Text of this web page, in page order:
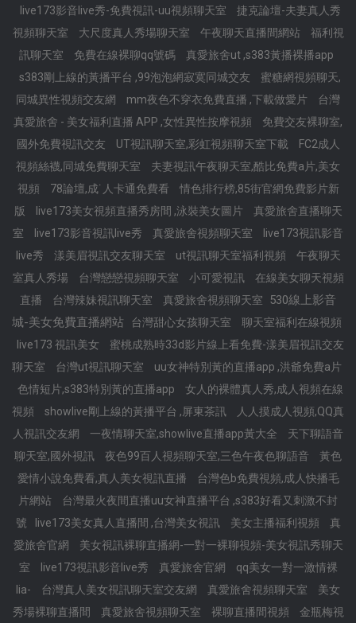
live173影音live秀-免費視訊-uu視頻聊天室
捷克論壇-夫妻真人秀
視頻聊天室
大尺度真人秀場聊天室 午夜聊天直播間網站
福利視
訊聊天室
免費在線裸聊qq號碼
真愛旅舍ut ,s383黃播裸播app
s383剛上線的黃播平台 ,99泡泡網寂寞同城交友
蜜糖網視頻聊天,
同城異性視頻交友網
mm夜色不穿衣免費直播 ,下載做愛片
台灣
真愛旅舍 - 美女福利直播 APP ,女性異性按摩視頻
免費交友裸聊室,
國外免費視訊交友
UT視訊聊天室,彩虹視頻聊天室下載
FC2成人
視頻絲襪,同城免費聊天室
夫妻視訊午夜聊天室,酷比免費a片,美女
視頻
78論壇,成˙人卡通免費看
情色排行榜,85街官網免費影片新
版
live173美女視頻直播秀房間 ,泳裝美女圖片
真愛旅舍直播聊天
室
live173影音視訊live秀 真愛旅舍視頻聊天室
live173視訊影音
live秀
漾美眉視訊交友聊天室 ut視訊聊天室福利視頻
午夜聊天
室真人秀場
台灣戀戀視頻聊天室 小可愛視訊
在線美女聊天視頻
直播
台灣辣妹視訊聊天室 真愛旅舍視頻聊天室
530線上影音
城-美女免費直播網站
台灣甜心女孩聊天室
聊天室福利在線視頻
live173 視訊美女
蜜桃成熟時33d影片線上看免費-漾美眉視訊交友
聊天室
台灣ut視訊聊天室
uu女神特別黃的直播app ,洪爺免費a片
色情短片,s383特別黃的直播app
女人的裸體真人秀,成人視頻在線
視頻
showlive剛上線的黃播平台 ,屏東茶訊
人人摸成人視頻,QQ真
人視訊交友網
一夜情聊天室,showlive直播app黃大全
天下聊語音
聊天室,國外視訊
夜色99百人視頻聊天室,三色午夜色聊語音
黃色
愛情小說免費看,真人美女視訊直播
台灣色b免費視頻,成人快播毛
片網站
台灣最火夜間直播uu女神直播平台 ,s383好看又刺激不封
號
live173美女真人直播間 ,台灣美女視訊 美女主播福利視頻
真
愛旅舍官網
美女視訊裸聊直播網-一對一裸聊視頻-美女視訊秀聊天
室
live173視訊影音live秀 真愛旅舍官網
qq美女一對一激情裸
lia-
台灣真人美女視訊聊天室交友網 真愛旅舍視頻聊天室
美女
秀場裸聊直播間
真愛旅舍視頻聊天室 裸聊直播間視頻 金瓶梅視